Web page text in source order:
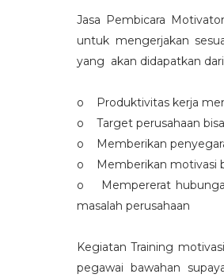
Jasa Pembicara
untuk mengerjakan
yang akan didapatkan
o Produktivitas kerja
o Target perusahaan
o Memberikan
o Memberikan motivasi
o Mempererat
masalah perusahaan
Kegiatan Training
pegawai bawahan